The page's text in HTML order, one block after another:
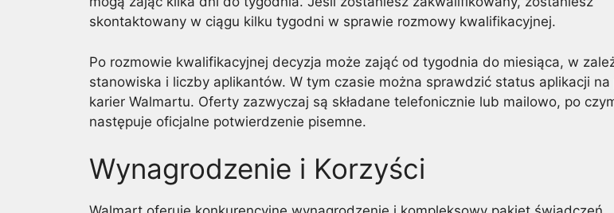
skontaktowany w ciągu kilku tygodni w sprawie rozmowy kwalifikacyjnej.
Po rozmowie kwalifikacyjnej decyzja może zająć od tygodnia do miesiąca, w
stanowiska i liczby aplikantów. W tym czasie można sprawdzić status aplikacji na
karier Walmartu. Oferty zazwyczaj są składane telefonicznie lub mailowo, po
następuje oficjalne potwierdzenie pisemne.
Wynagrodzenie i Korzyści